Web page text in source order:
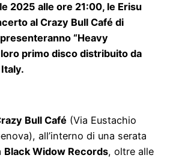
2025 alle ore 21:00, le Erisu
al Crazy Bull Café di
“Heavy
loro primo disco distribuito da
Bull Café (Via Eustachio
all’interno di una serata
Black Widow Records, oltre alle